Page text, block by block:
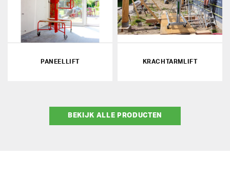
PANEELLIFT KRACHTARMLIFT
BEKIJK ALLE PRODUCTEN